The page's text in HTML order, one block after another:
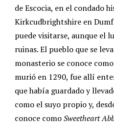
de Escocia, en el condado
Kirkcudbrightshire en
puede visitarse, aunque el
ruinas. El pueblo que se
monasterio se conoce
murió en 1290, fue allí
que había guardado y
como el suyo propio y,
conoce comoSweetheart